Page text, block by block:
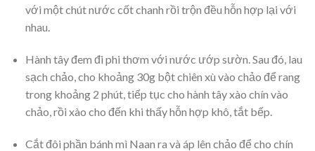
với một chút nước cốt chanh rồi trộn đều hỗn hợp lại với
nhau.
Hành tây đem đi phi thơm với nước ướp sườn. Sau đó, lau
sạch chảo, cho khoảng 30g bột chiên xù vào chảo để rang
trong khoảng 2 phút, tiếp tục cho hành tây xào chín vào
chảo, rồi xào cho đến khi thấy hỗn hợp khô, tắt bếp.
Cắt đôi phần bánh mì Naan ra và áp lên chảo để cho chín